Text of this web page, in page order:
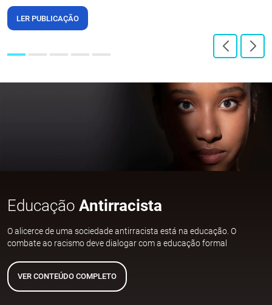
LER PUBLICAÇÃO
Educação Antirracista
O alicerce de uma sociedade antirracista está na educação. O
combate ao racismo deve dialogar com a educação formal
VER CONTEÚDO COMPLETO